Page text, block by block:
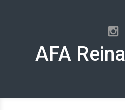
AFA